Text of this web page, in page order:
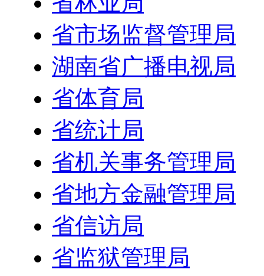
省市场监督管理局
湖南省广播电视局
省体育局
省统计局
省机关事务管理局
省地方金融管理局
省信访局
省监狱管理局